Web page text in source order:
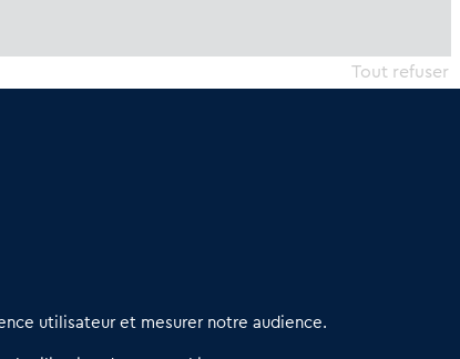
utilisateur et mesurer notre audience.
Tout refuser